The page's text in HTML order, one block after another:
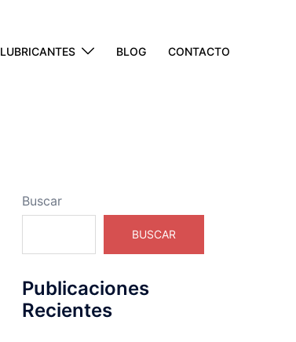
LUBRICANTES BLOG CONTACTO
Buscar
BUSCAR
Publicaciones
Recientes